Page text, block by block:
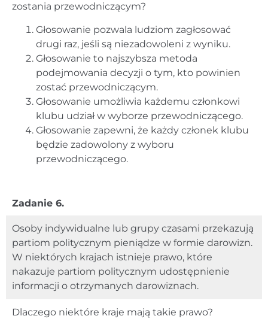
zostania przewodniczącym?
Głosowanie pozwala ludziom zagłosować
drugi raz, jeśli są niezadowoleni z wyniku.
Głosowanie to najszybsza metoda
podejmowania decyzji o tym, kto powinien
zostać przewodniczącym.
Głosowanie umożliwia każdemu członkowi
klubu udział w wyborze przewodniczącego.
Głosowanie zapewni, że każdy członek klubu
będzie zadowolony z wyboru
przewodniczącego.
Zadanie 6.
Osoby indywidualne lub grupy czasami przekazują
partiom politycznym pieniądze w formie darowizn.
W niektórych krajach istnieje prawo, które
nakazuje partiom politycznym udostępnienie
informacji o otrzymanych darowiznach.
Dlaczego niektóre kraje mają takie prawo?